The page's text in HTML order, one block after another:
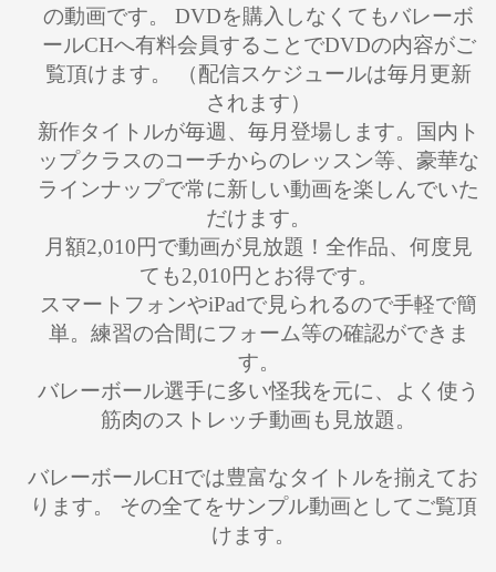
の動画です。 DVDを購入しなくてもバレーボ
ールCHへ有料会員することでDVDの内容がご
覧頂けます。 （配信スケジュールは毎月更新
されます）
新作タイトルが毎週、毎月登場します。国内ト
ップクラスのコーチからのレッスン等、豪華な
ラインナップで常に新しい動画を楽しんでいた
だけます。
月額2,010円で動画が見放題！全作品、何度見
ても2,010円とお得です。
スマートフォンやiPadで見られるので手軽で簡
単。練習の合間にフォーム等の確認ができま
す。
バレーボール選手に多い怪我を元に、よく使う
筋肉のストレッチ動画も見放題。
バレーボールCHでは豊富なタイトルを揃えてお
ります。 その全てをサンプル動画としてご覧頂
けます。